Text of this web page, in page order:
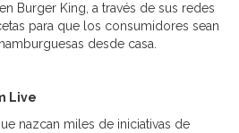
Burger King, a través de sus redes
para que los consumidores sean
desde casa.
Live
nazcan miles de iniciativas de